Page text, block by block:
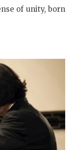
of unity, born